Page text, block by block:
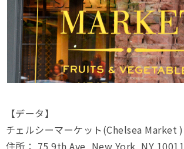
【データ】
チェルシーマーケット(Chelsea Market )
住所： 75 9th Ave, New York, NY 10011